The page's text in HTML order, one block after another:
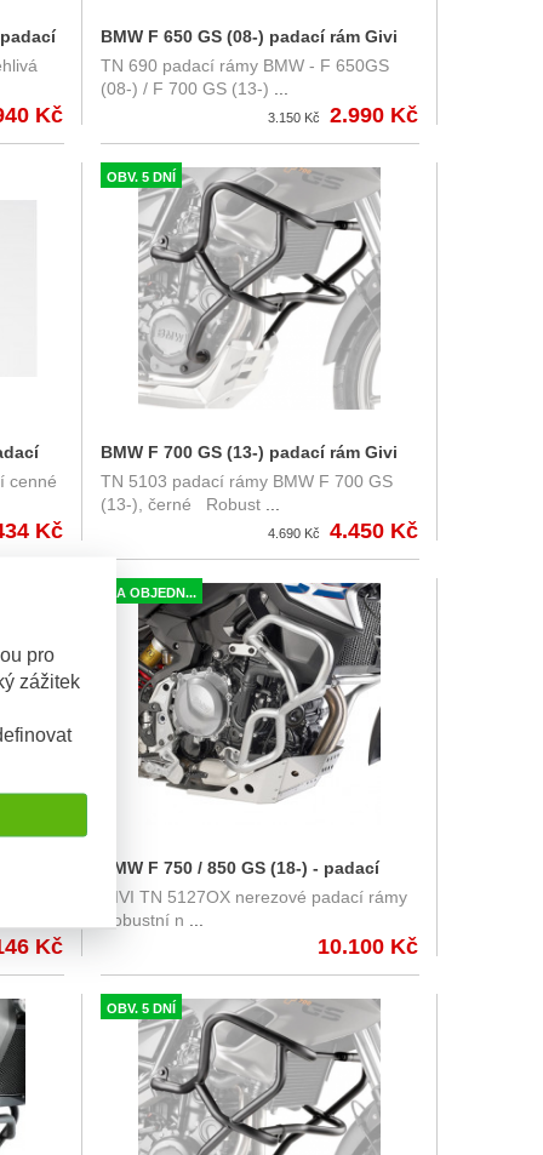
pro
zážitek
Kč
BMW F 650 GS (08-) padací rám Givi
TN690
TN 690 padací rámy BMW - F 650GS
(08-) / F 700 GS (13-) ...
3.150 Kč 2.990 Kč
cenné
Kč
OBV. 5 DNÍ
BMW F 700 GS (13-) padací rám Givi
TN5103
TN 5103 padací rámy BMW F 700 GS
(13-), černé Robust ...
4.690 Kč 4.450 Kč
Kč
NA OBJEDN...
BMW F 750 / 850 GS (18-) - padací
rámy GIVI TN5129OX
GIVI TN 5127OX nerezové padací rámy
Robustní n ...
10.100 Kč
OBV. 5 DNÍ